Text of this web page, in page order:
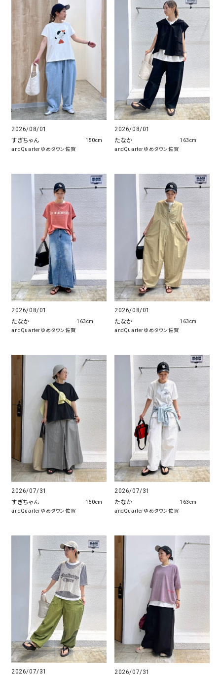
2026/08/01
すぎちゃん
andQuarterゆめタウン佐賀
150cm
2026/08/01
たなか
andQuarterゆめタウン佐賀
163cm
2026/08/01
たなか
andQuarterゆめタウン佐賀
163cm
2026/08/01
たなか
andQuarterゆめタウン佐賀
163cm
2026/07/31
すぎちゃん
andQuarterゆめタウン佐賀
150cm
2026/07/31
たなか
andQuarterゆめタウン佐賀
163cm
2026/07/31
2026/07/31